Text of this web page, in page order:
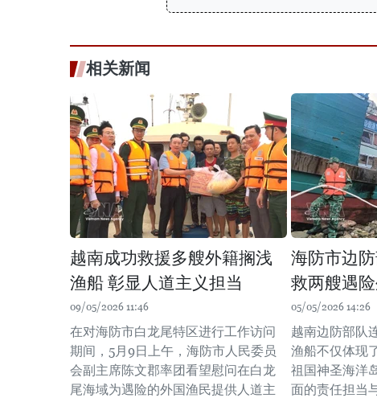
相关新闻
越南成功救援多艘外籍搁浅
渔船 彰显人道主义担当
09/05/2026 11:46
在对海防市白龙尾特区进行工作访问
期间，5月9日上午，海防市人民委员
会副主席陈文郡率团看望慰问在白龙
尾海域为遇险的外国渔民提供人道主
海防市边
救两艘遇
05/05/2026 14:26
越南边防部队
渔船不仅体现
祖国神圣海洋
面的责任担当